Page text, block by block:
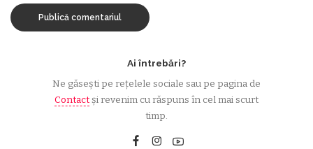
Ai întrebări?
Ne găsești pe rețelele sociale sau pe pagina de
Contactși revenim cu răspuns în cel mai scurt
timp.